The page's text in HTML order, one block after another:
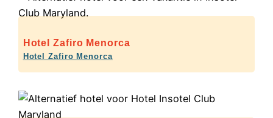
Hotel Zafiro Menorca
Hotel Zafiro Menorca